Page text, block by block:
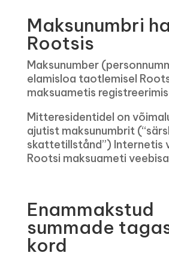
Maksunumbri
Rootsis
Maksunumber
elamisloa taotlemisel
maksuametis
Mitteresidentidel on
ajutist maksunumbrit
skattetillstånd”) Internetis
Rootsi maksuameti
Enammakstud
summade
kord